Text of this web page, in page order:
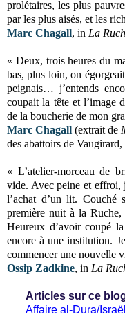
prolétaires, les plus
par les plus aisés, et les
Marc Chagall, in La
« Deux, trois heures du
bas, plus loin, on
peignais… j’entends
coupait la tête et l’image
de la boucherie de mon
Marc Chagall (extrait de
des abattoirs de
« L’atelier-morceau de
vide. Avec peine et effroi,
l’achat d’un lit. Couché
première nuit à la Ruche,
Heureux d’avoir coupé
encore à une institution.
commencer une nouvelle
Ossip Zadkine, in La
Articles sur ce
Affaire al-Dura/Israël